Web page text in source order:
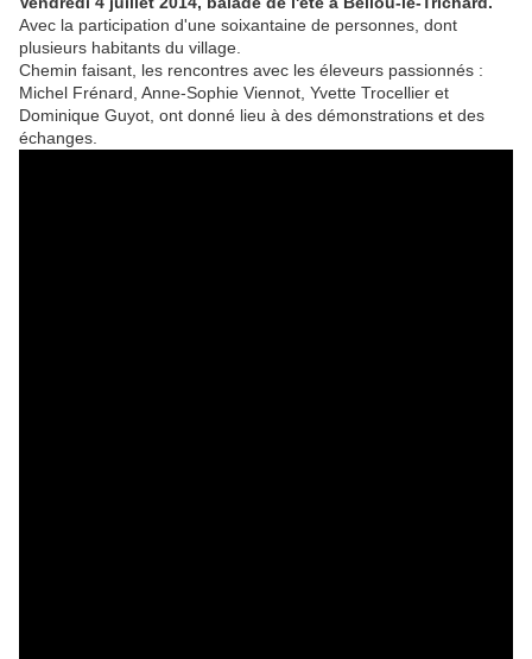
Avec la participation d'une soixantaine de personnes, dont
plusieurs habitants du village.
Chemin faisant, les rencontres avec les éleveurs passionnés :
Michel Frénard, Anne-Sophie Viennot, Yvette Trocellier et
Dominique Guyot, ont donné lieu à des démonstrations et des
échanges.